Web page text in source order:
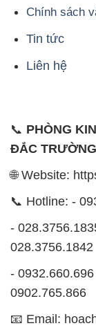
Chính sách
Tin tức
Liên hệ
📞 PHÒNG
ĐẮC
🌐 Website:
📞 Hotline: -
-
028.3756.1842
-
0902.765.866
📧 Email: